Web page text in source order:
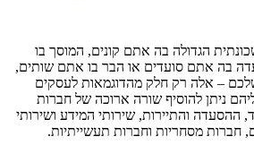
הגדולה בה אתם קונים, המוסך בו
בה אתם סועדים או הבר בו אתם שותים,
שלכם – אלה רק חלק מהדוגמאות לעסקים
ניתן להוסיף שורה ארוכה של חברות
ההסעדה והתיירות, שירותי המידע ושירותי
חברות מסחריות וחברות תעשייתיות.